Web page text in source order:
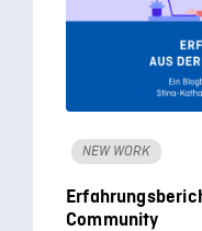
NEW WORK
Community